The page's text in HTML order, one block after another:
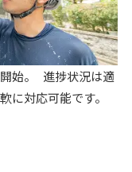
始。 進捗状況は適
に対応可能です。